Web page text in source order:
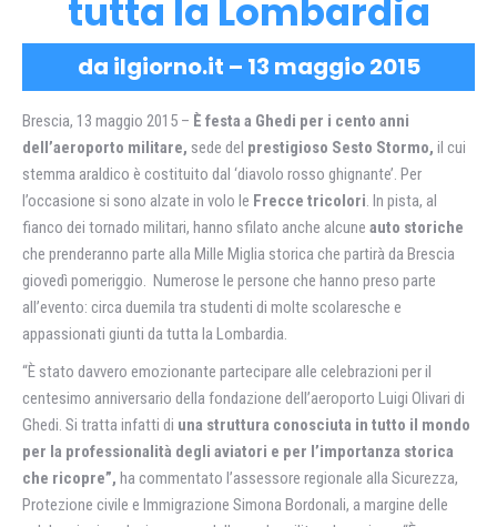
tutta la Lombardia
da ilgiorno.it – 13 maggio 2015
Brescia, 13 maggio 2015 – È festa a Ghedi per i cento anni
dell’aeroporto militare, sede del prestigioso Sesto Stormo, il cui
stemma araldico è costituito dal ‘diavolo rosso ghignante’. Per
l’occasione si sono alzate in volo le Frecce tricolori. In pista, al
fianco dei tornado militari, hanno sfilato anche alcune auto storiche
che prenderanno parte alla Mille Miglia storica che partirà da Brescia
giovedì pomeriggio. Numerose le persone che hanno preso parte
all’evento: circa duemila tra studenti di molte scolaresche e
appassionati giunti da tutta la Lombardia.
“È stato davvero emozionante partecipare alle celebrazioni per il
centesimo anniversario della fondazione dell’aeroporto Luigi Olivari di
Ghedi. Si tratta infatti di una struttura conosciuta in tutto il mondo
per la professionalità degli aviatori e per l’importanza storica
che ricopre”, ha commentato l’assessore regionale alla Sicurezza,
Protezione civile e Immigrazione Simona Bordonali, a margine delle